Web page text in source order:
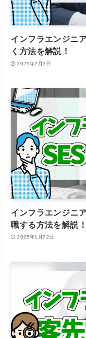
インフラエンジニ
く方法を解説！
2025年2月3日
インフラエンジニ
職する方法を解説！
2025年1月22日